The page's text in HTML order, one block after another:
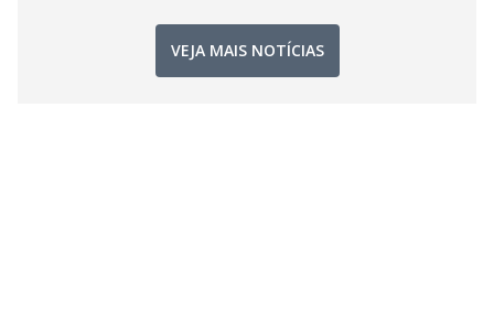
VEJA MAIS NOTÍCIAS